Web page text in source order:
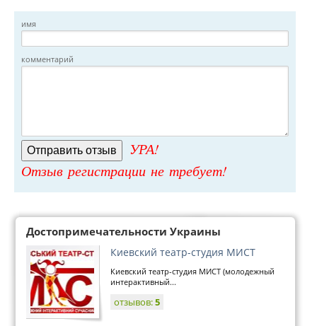
имя
комментарий
УРА!
Отзыв регистрации не требует!
Достопримечательности Украины
Киевский театр-студия МИСТ
Киевский театр-студия МИСТ (молодежный
интерактивный...
отзывов:5